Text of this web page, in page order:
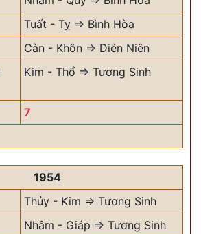
Tuất - Tỵ => Bình Hòa
Càn - Khôn => Diên Niên
Kim - Thổ => Tương Sinh
7
1954
Thủy - Kim => Tương Sinh
Nhâm - Giáp => Tương Sinh